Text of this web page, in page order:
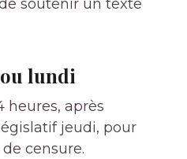
soutenir un texte
lundi
heures, après
jeudi, pour
censure.